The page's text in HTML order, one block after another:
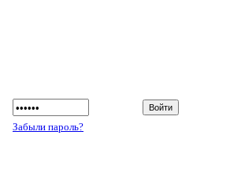
Забыли пароль?